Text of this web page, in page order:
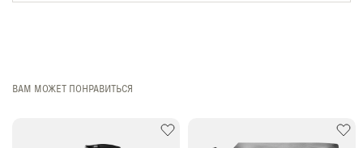
ВАМ МОЖЕТ ПОНРАВИТЬСЯ